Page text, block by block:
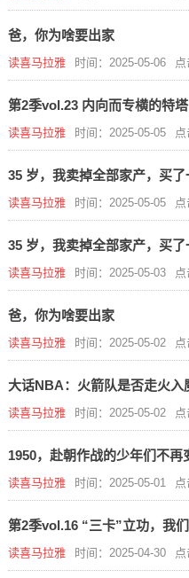
爸，你为啥要出家
读喜马拉雅 时间：2025-05-06
第2季vol.23 内向而专横的特
读喜马拉雅 时间：2025-05-05
35 岁，我卖掉全部家产，买了
读喜马拉雅 时间：2025-05-05
35 岁，我卖掉全部家产，买了
读喜马拉雅 时间：2025-05-03
爸，你为啥要出家
读喜马拉雅 时间：2025-05-02
大话NBA：火箭队是否走火入
读喜马拉雅 时间：2025-05-02
1950，赴朝作战的少年们不再
读喜马拉雅 时间：2025-05-01
第2季vol.16 “三卡”立功，我
读喜马拉雅 时间：2025-04-30